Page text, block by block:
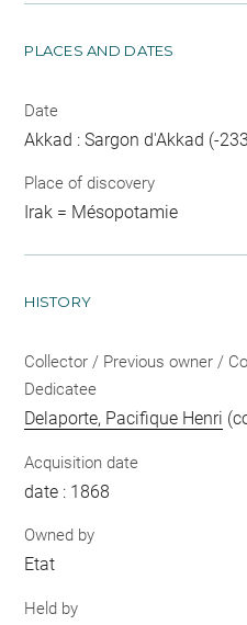
PLACES AND DATES
Date
Akkad : Sargon d'Akkad (-
Place of discovery
Irak = Mésopotamie
HISTORY
Collector / Previous owner /
Dedicatee
Delaporte, Pacifique Henri
Acquisition date
date : 1868
Owned by
Etat
Held by